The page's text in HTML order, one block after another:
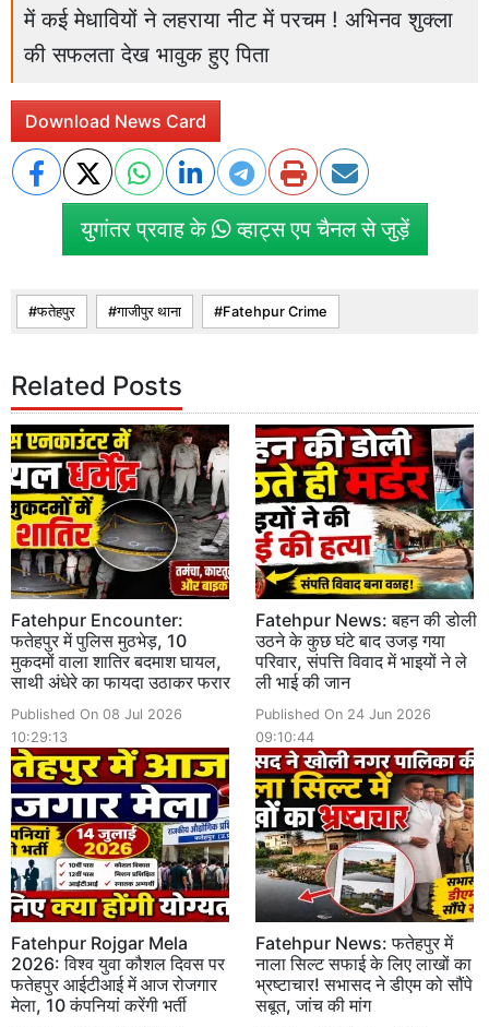
में कई मेधावियों ने लहराया नीट में परचम ! अभिनव शुक्ला
की सफलता देख भावुक हुए पिता
Download News Card
युगांतर प्रवाह के व्हाट्स एप चैनल से जुड़ें
फतेहपुर गाजीपुर थाना Fatehpur Crime
Related Posts
Fatehpur Encounter:
फतेहपुर में पुलिस मुठभेड़, 10
मुकदमों वाला शातिर बदमाश घायल,
साथी अंधेरे का फायदा उठाकर फरार
Published On 08 Jul 2026
10:29:13
Fatehpur News: बहन की डोली
उठने के कुछ घंटे बाद उजड़ गया
परिवार, संपत्ति विवाद में भाइयों ने ले
ली भाई की जान
Published On 24 Jun 2026
09:10:44
Fatehpur Rojgar Mela
2026: विश्व युवा कौशल दिवस पर
फतेहपुर आईटीआई में आज रोजगार
मेला, 10 कंपनियां करेंगी भर्ती
Fatehpur News: फतेहपुर में
नाला सिल्ट सफाई के लिए लाखों का
भ्रष्टाचार! सभासद ने डीएम को सौंपे
सबूत, जांच की मांग